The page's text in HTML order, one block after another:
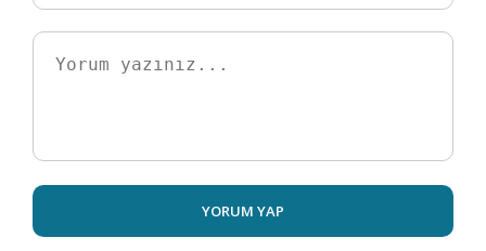
YORUM YAP